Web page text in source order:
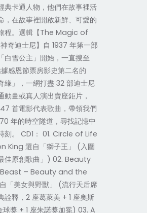
典卡通人物，他們在故事裡活
，在故事裡開啟新鮮、可愛的
程。選輯【The Magic of
奇迪士尼】自 1937 年第一部
白雪公主」開始，一直搜至
感恩節票房影史第二名的
緣」，一網打盡 32 部迪士尼
動畫或真人演出賣座鉅片，
首電影代表歌曲，帶領我們
年的時空隧道，尋找記憶中
刻。 CD1： 01. Circle of Life
King 選自「獅子王」 (入圍
佳原創歌曲」) 02. Beauty
– Beauty and the
「美女與野獸」 (流行天后席
詮釋，2 座葛萊美 + 1 座奧斯
球獎 + 1 座朱諾獎加冕) 03. A